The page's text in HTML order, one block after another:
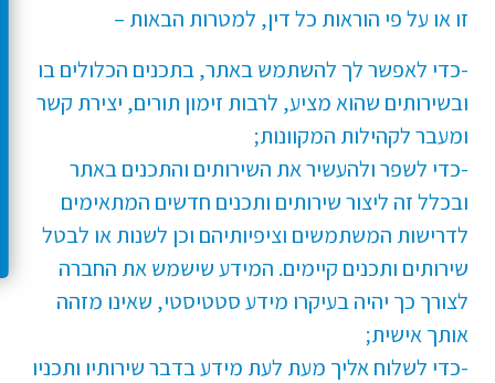
זו או על פי הוראות כל דין, למטרות הבאות –
-כדי לאפשר לך להשתמש באתר, בתכנים הכלולים בו
ובשירותים שהוא מציע, לרבות זימון תורים, יצירת קשר
ומעבר לקהילות המקוונות;
-כדי לשפר ולהעשיר את השירותים והתכנים באתר
ובכלל זה ליצור שירותים ותכנים חדשים המתאימים
לדרישות המשתמשים וציפיותיהם וכן לשנות או לבטל
שירותים ותכנים קיימים. המידע שישמש את החברה
לצורך כך יהיה בעיקרו מידע סטטיסטי, שאינו מזהה
אותך אישית;
-כדי לשלוח אליך מעת לעת מידע בדבר שירותיו ותכניו